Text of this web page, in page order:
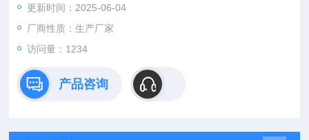
更新时间：2025-06-04
厂商性质：生产厂家
访问量：1234
产品咨询